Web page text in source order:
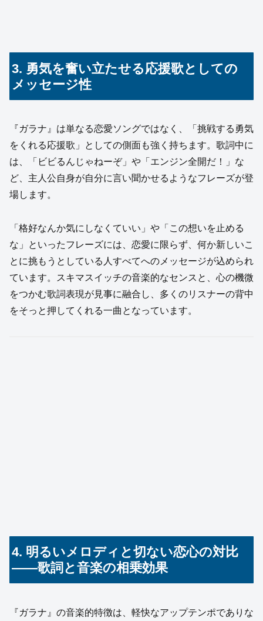
3. 勇気を奮い立たせる応援歌としての
メッセージ性
『ガラナ』は単なる恋愛ソングではなく、「挑戦する勇気
をくれる応援歌」としての側面も強く持ちます。歌詞中に
は、「ビビるんじゃねーぞ」や「エンジン全開だ！」な
ど、主人公自身が自分に言い聞かせるようなフレーズが登
場します。
「格好なんか気にしなくていい」や「この想いを止める
な」といったフレーズには、恋愛に限らず、何か新しいこ
とに挑もうとしている人すべてへのメッセージが込められ
ています。スキマスイッチの音楽的なセンスと、心の機微
をつかむ歌詞表現が見事に融合し、多くのリスナーの背中
をそっと押してくれる一曲となっています。
4. 明るいメロディと切ない恋心の対比
——歌詞と音楽の相乗効果
『ガラナ』の音楽的特徴は、軽快なアップテンポでありな